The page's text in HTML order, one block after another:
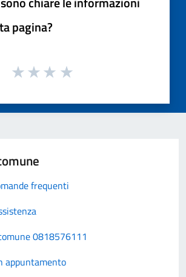
pagina?
frequenti
0818576111
appuntamento